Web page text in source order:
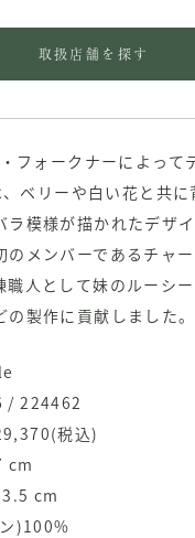
取扱店舗を探す
フォークナーによって
、ベリーや白い花と共
ラ模様が描かれたデザ
のメンバーであるチャ
職人として妹のルーシ
製作に貢献しました。
/ 224462
税込)
cm
cm
)100%